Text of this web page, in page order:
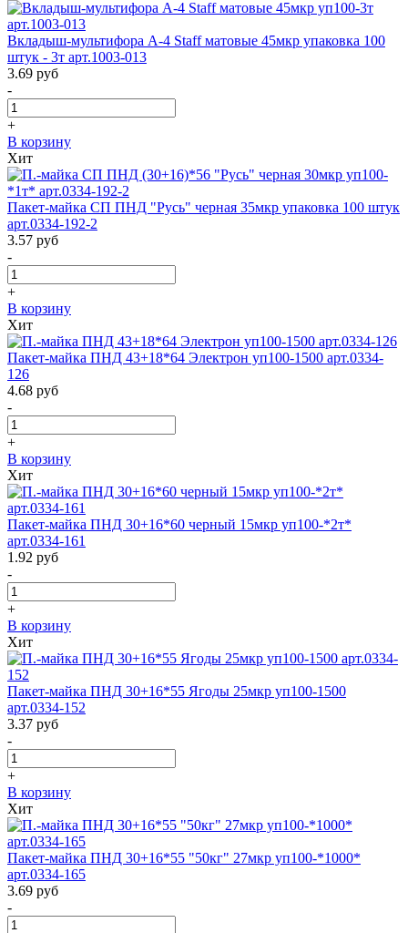
Вкладыш-мультифора A-4 Staff матовые 45мкр упаковка 100
штук - 3т арт.1003-013
3.69 руб
-
+
В корзину
Хит
Пакет-майка СП ПНД "Русь" черная 35мкр упаковка 100 штук
арт.0334-192-2
3.57 руб
-
+
В корзину
Хит
Пакет-майка ПНД 43+18*64 Электрон уп100-1500 арт.0334-
126
4.68 руб
-
+
В корзину
Хит
Пакет-майка ПНД 30+16*60 черный 15мкр уп100-*2т*
арт.0334-161
1.92 руб
-
+
В корзину
Хит
Пакет-майка ПНД 30+16*55 Ягоды 25мкр уп100-1500
арт.0334-152
3.37 руб
-
+
В корзину
Хит
Пакет-майка ПНД 30+16*55 "50кг" 27мкр уп100-*1000*
арт.0334-165
3.69 руб
-